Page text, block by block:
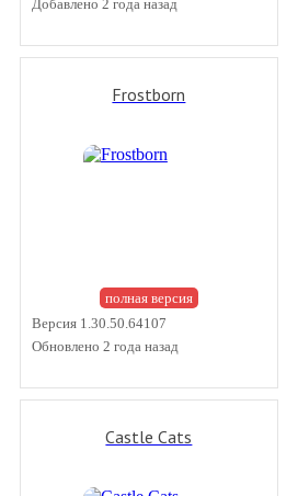
Добавлено 2 года назад
Frostborn
полная версия
Версия 1.30.50.64107
Обновлено 2 года назад
Castle Cats